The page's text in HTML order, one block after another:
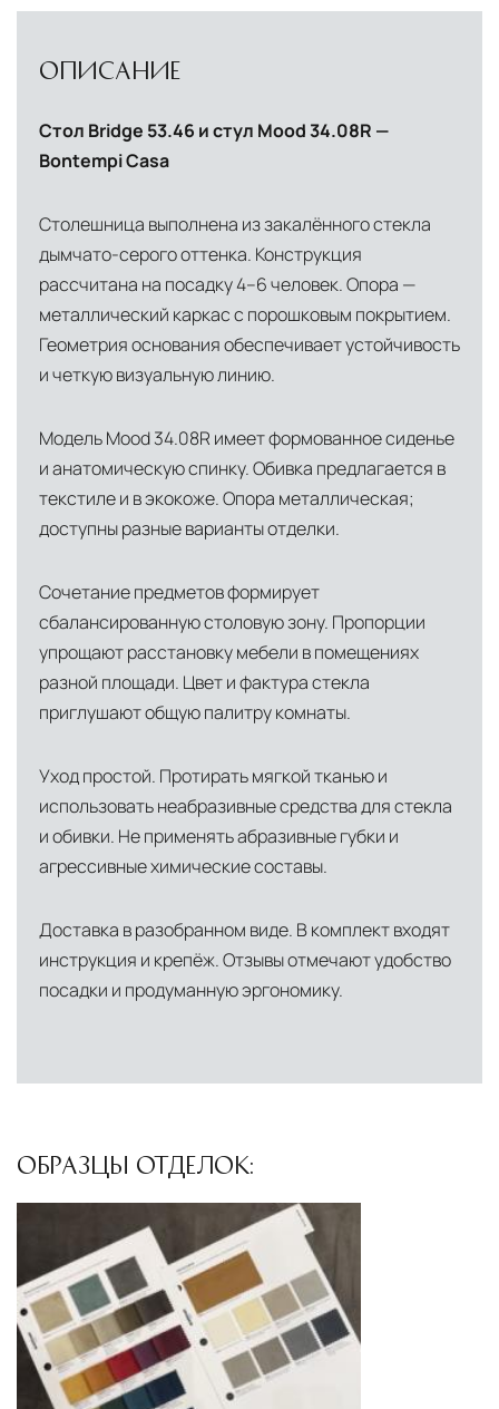
ОПИСАНИЕ
Стол Bridge 53.46 и стул Mood 34.08R —
Bontempi Casa
Столешница выполнена из закалённого стекла
дымчато-серого оттенка. Конструкция
рассчитана на посадку 4–6 человек. Опора —
металлический каркас с порошковым покрытием.
Геометрия основания обеспечивает устойчивость
и четкую визуальную линию.
Модель Mood 34.08R имеет формованное сиденье
и анатомическую спинку. Обивка предлагается в
текстиле и в экокоже. Опора металлическая;
доступны разные варианты отделки.
Сочетание предметов формирует
сбалансированную столовую зону. Пропорции
упрощают расстановку мебели в помещениях
разной площади. Цвет и фактура стекла
приглушают общую палитру комнаты.
Уход простой. Протирать мягкой тканью и
использовать неабразивные средства для стекла
и обивки. Не применять абразивные губки и
агрессивные химические составы.
Доставка в разобранном виде. В комплект входят
инструкция и крепёж. Отзывы отмечают удобство
посадки и продуманную эргономику.
ОБРАЗЦЫ ОТДЕЛОК: